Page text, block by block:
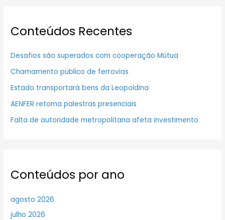
Conteúdos Recentes
Desafios são superados com cooperação Mútua
Chamamento público de ferrovias
Estado transportará bens da Leopoldina
AENFER retoma palestras presenciais
Falta de autoridade metropolitana afeta investimento
Conteúdos por ano
agosto 2026
julho 2026